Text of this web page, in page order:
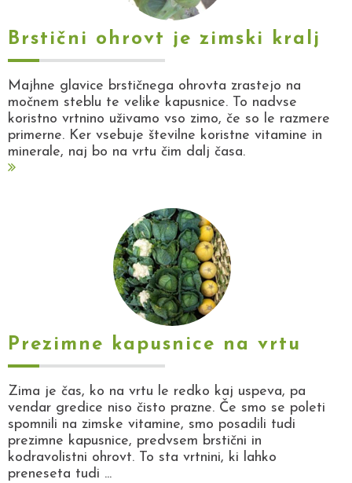
Brstični ohrovt je zimski kralj
Majhne glavice brstičnega ohrovta zrastejo na
močnem steblu te velike kapusnice. To nadvse
koristno vrtnino uživamo vso zimo, če so le razmere
primerne. Ker vsebuje številne koristne vitamine in
minerale, naj bo na vrtu čim dalj časa.
Prezimne kapusnice na vrtu
Zima je čas, ko na vrtu le redko kaj uspeva, pa
vendar gredice niso čisto prazne. Če smo se poleti
spomnili na zimske vitamine, smo posadili tudi
prezimne kapusnice, predvsem brstični in
kodravolistni ohrovt. To sta vrtnini, ki lahko
preneseta tudi ...